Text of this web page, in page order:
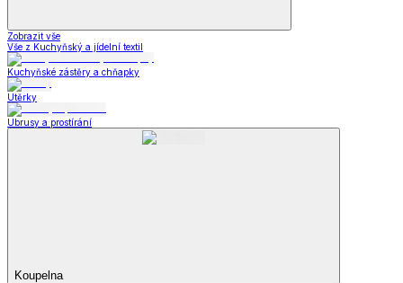
Zobrazit vše
Vše z Kuchyňský a jídelní textil
Kuchyňské zástěry a chňapky
Utěrky
Ubrusy a prostírání
Koupelna